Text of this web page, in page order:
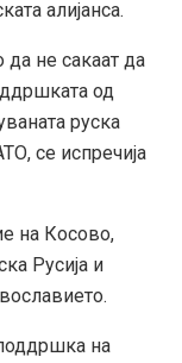
алијанса.
да не сакаат да
од
руска
се испречија
на Косово,
Русија и
на